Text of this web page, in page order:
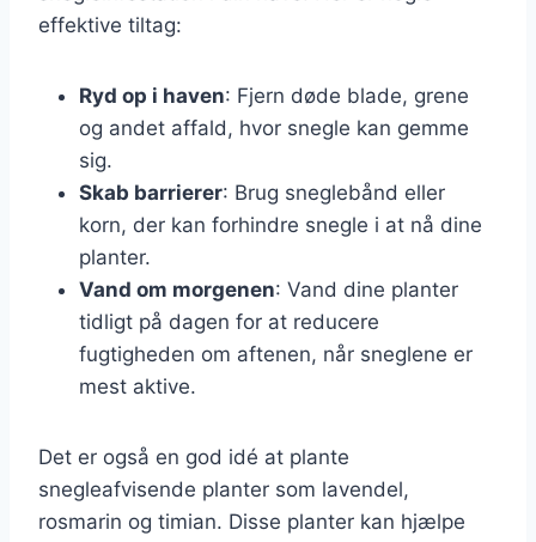
effektive tiltag:
Ryd op i haven: Fjern døde blade, grene
og andet affald, hvor snegle kan gemme
sig.
Skab barrierer: Brug sneglebånd eller
korn, der kan forhindre snegle i at nå dine
planter.
Vand om morgenen: Vand dine planter
tidligt på dagen for at reducere
fugtigheden om aftenen, når sneglene er
mest aktive.
Det er også en god idé at plante
snegleafvisende planter som lavendel,
rosmarin og timian. Disse planter kan hjælpe